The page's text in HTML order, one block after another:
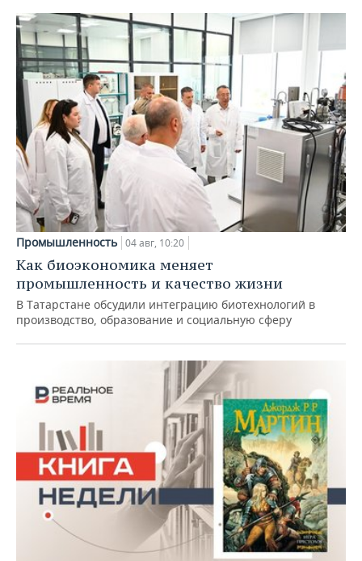
Промышленность 04 авг, 10:20
Как биоэкономика меняет
промышленность и качество жизни
В Татарстане обсудили интеграцию биотехнологий в
производство, образование и социальную сферу